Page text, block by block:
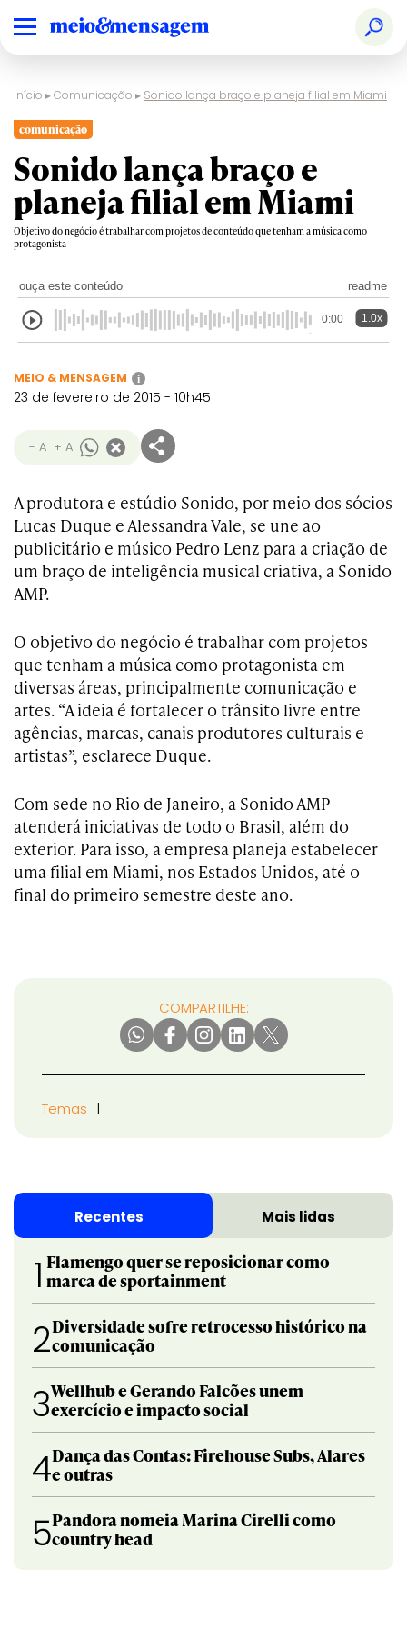
Início ▸Comunicação ▸ Sonido lança braço e planeja filial em Miami
comunicação
Sonido lança braço e
planeja filial em Miami
Objetivo do negócio é trabalhar com projetos de conteúdo que tenham a música como
protagonista
ouça este conteúdo readme
0:00 1.0x
MEIO & MENSAGEM i
23 de fevereiro de 2015 - 10h45
- A + A
A produtora e estúdio Sonido, por meio dos sócios
Lucas Duque e Alessandra Vale, se une ao
publicitário e músico Pedro Lenz para a criação de
um braço de inteligência musical criativa, a Sonido
AMP.
O objetivo do negócio é trabalhar com projetos
que tenham a música como protagonista em
diversas áreas, principalmente comunicação e
artes. “A ideia é fortalecer o trânsito livre entre
agências, marcas, canais produtores culturais e
artistas”, esclarece Duque.
Com sede no Rio de Janeiro, a Sonido AMP
atenderá iniciativas de todo o Brasil, além do
exterior. Para isso, a empresa planeja estabelecer
uma filial em Miami, nos Estados Unidos, até o
final do primeiro semestre deste ano.
COMPARTILHE:
Temas
Recentes Mais lidas
1 Flamengo quer se reposicionar como
marca de sportainment
2Diversidade sofre retrocesso histórico na
comunicação
3Wellhub e Gerando Falcões unem
exercício e impacto social
4Dança das Contas: Firehouse Subs, Alares
e outras
5Pandora nomeia Marina Cirelli como
country head